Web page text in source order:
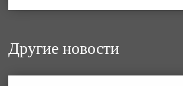
Другие новости